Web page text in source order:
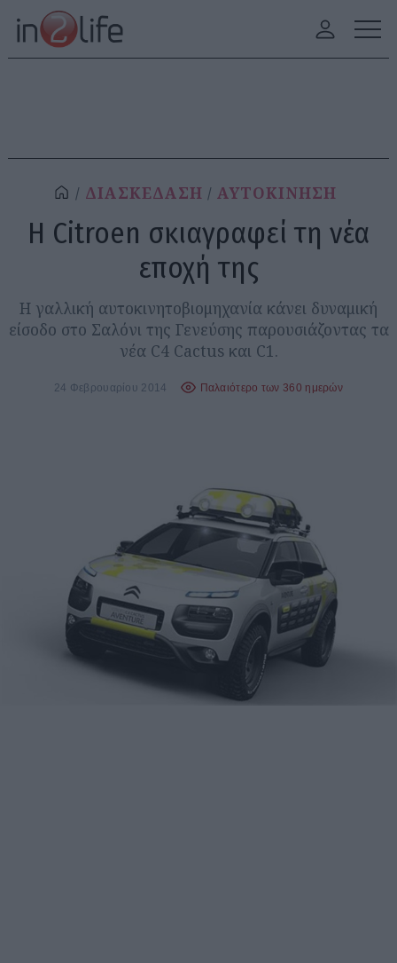
ΔΙΑΣΚΕΔΑΣΗ ΑΥΤΟΚΙΝΗΣΗ
Η Citroen σκιαγραφεί τη νέα
εποχή της
Η γαλλική αυτοκινητοβιομηχανία κάνει δυναμική
είσοδο στο Σαλόνι της Γενεύσης παρουσιάζοντας τα
νέα C4 Cactus και C1.
24 Φεβρουαρίου 2014 Παλαιότερο των 360 ημερών